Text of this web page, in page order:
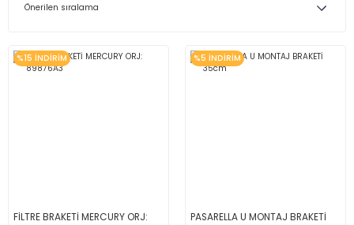
%15 İNDİRİM
FİLTRE BRAKETİ MERCURY ORJ:
%5 İNDİRİM
PASARELLA U MONTAJ BRAKETİ